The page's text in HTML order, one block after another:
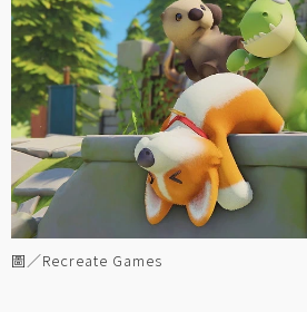
圖／Recreate Games